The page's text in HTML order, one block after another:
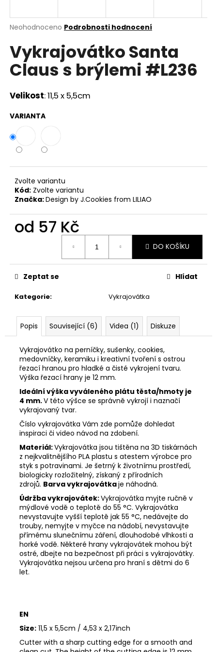
Průměrné
produktu
je
0,0
z
hvězdiček.
Neohodnoceno Podrobnosti hodnocení
Vykrajovátko Santa
Claus s brýlemi #L236
Velikost: 11,5 x 5,5cm
VARIANTA
Zvolte variantu
Kód: Zvolte variantu
Značka:Design by J.Cookies from LILIAO
od 57 Kč
DO KOŠÍKU
Kategorie: Vykrajovátka
Zeptat se Hlídat
Popis Související (6) Videa (1) Diskuze
Vykrajovátko na perníčky, sušenky, cookies,
medovníčky, keramiku i kreativní tvoření s ostrou
řezací hranou pro hladké a čisté vykrojení tvaru.
Výška řezací hrany je 12 mm.
Ideální výška vyváleného plátu těsta/hmoty je
4 mm.V této výšce se správně vykrojí i naznačí
vykrajovaný tvar.
Číslo vykrajovátka Vám zde pomůže dohledat
inspiraci či video návod na zdobení.
Materiál:Vykrajovátka jsou tištěna na 3D tiskárnách
z nejkvalitnějšího PLA plastu s atestem výrobce pro
styk s potravinami. Je šetrný k životnímu prostředí,
biologicky rozložitelný, získaný z přírodních
zdrojů. Barva vykrajovátkaje náhodná.
Údržba vykrajovátek:Vykrajovátka myjte ručně v
mýdlové vodě o teplotě do 55 °C. Vykrajovátka
nevystavujte vyšší teplotě jak 55 °C, nedávejte do
trouby, nemyjte v myčce na nádobí, nevystavujte
přímému slunečnímu záření, dlouhodobé vlhkosti a
horké vodě. Některé hrany vykrajovátek mohou být
ostré, dbejte na bezpečnost při práci s vykrajovátky.
Vykrajovátka nejsou určena pro hraní s dětmi do 6
let.
EN
Size: 11,5 x 5,5cm / 4,53 x 2,17inch
Cutter with a sharp cutting edge for a smooth and
j
t
?
D
o
p
o
č
u
m
e
VYKRAJOVÁTKA
VÁNOCE
#1843
53
Kč